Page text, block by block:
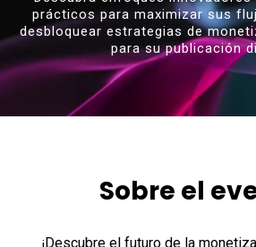
prácticos para maximizar sus
desbloquear estrategias de
para su publicación
Sobre el
¡Descubre el futuro de la